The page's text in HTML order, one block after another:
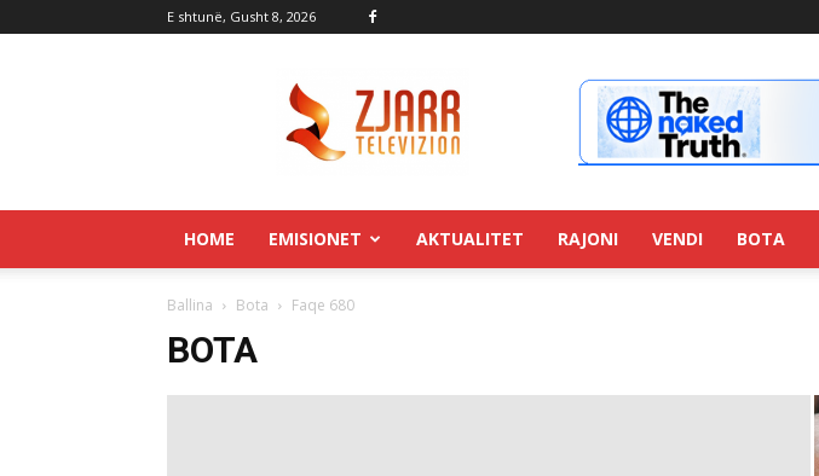
E shtunë, Gusht 8, 2026
HOME EMISIONET AKTUALITET RAJONI VENDI BOTA
Ballina Bota Faqe 680
BOTA